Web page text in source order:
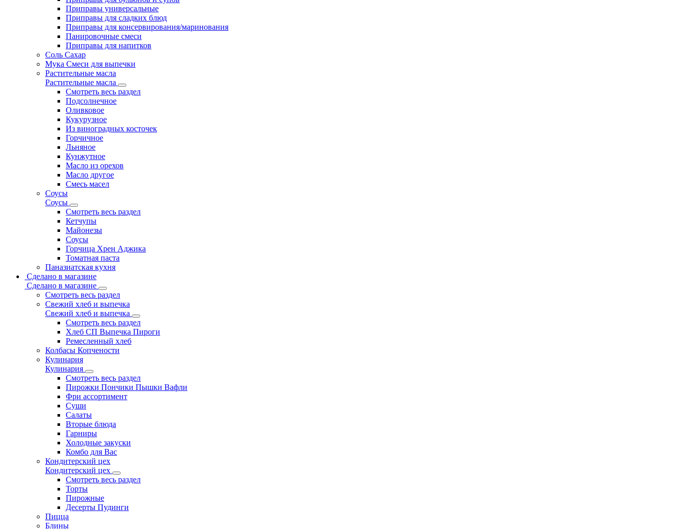
Приправы универсальные
Приправы для сладких блюд
Приправы для консервирования/маринования
Панировочные смеси
Приправы для напитков
Соль Сахар
Мука Смеси для выпечки
Растительные масла
Растительные масла
Смотреть весь раздел
Подсолнечное
Оливковое
Кукурузное
Из виноградных косточек
Горчичное
Льняное
Кунжутное
Масло из орехов
Масло другое
Смесь масел
Соусы
Соусы
Смотреть весь раздел
Кетчупы
Майонезы
Соусы
Горчица Хрен Аджика
Томатная паста
Паназиатская кухня
Сделано в магазине
Сделано в магазине
Смотреть весь раздел
Свежий хлеб и выпечка
Свежий хлеб и выпечка
Смотреть весь раздел
Хлеб СП Выпечка Пироги
Ремесленный хлеб
Колбасы Копчености
Кулинария
Кулинария
Смотреть весь раздел
Пирожки Пончики Пышки Вафли
Фри ассортимент
Суши
Салаты
Вторые блюда
Гарниры
Холодные закуски
Комбо для Вас
Кондитерский цех
Кондитерский цех
Смотреть весь раздел
Торты
Пирожные
Десерты Пудинги
Пицца
Блины